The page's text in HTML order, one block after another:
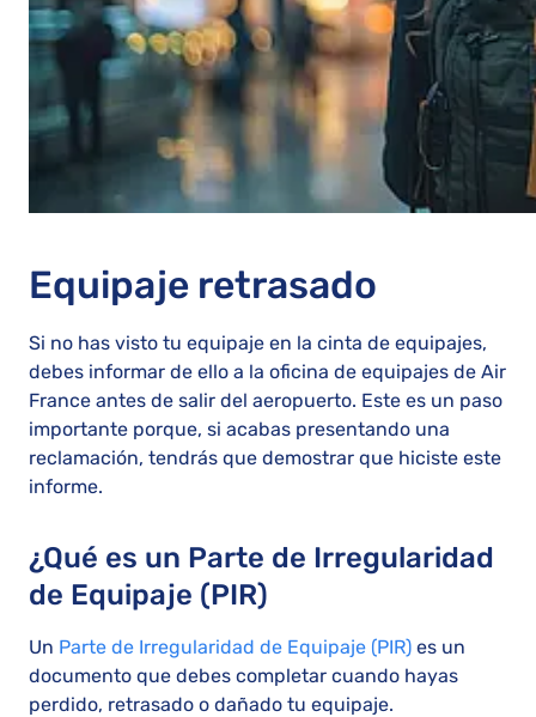
Equipaje retrasado
Si no has visto tu equipaje en la cinta de equipajes,
debes informar de ello a la oficina de equipajes de Air
France antes de salir del aeropuerto. Este es un paso
importante porque, si acabas presentando una
reclamación, tendrás que demostrar que hiciste este
informe.
¿Qué es un Parte de Irregularidad
de Equipaje (PIR)
Un Parte de Irregularidad de Equipaje (PIR) es un
documento que debes completar cuando hayas
perdido, retrasado o dañado tu equipaje.